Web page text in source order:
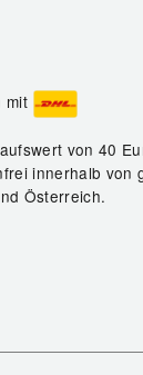
mit
von 40
innerhalb von
Österreich.